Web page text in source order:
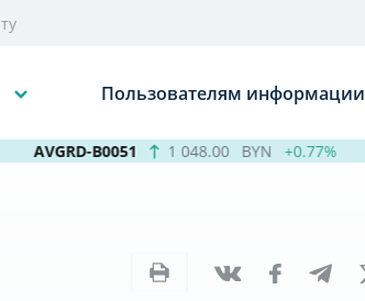
Пользователям информации
AVGRD-B0051 1 048.00 BYN +0.77%